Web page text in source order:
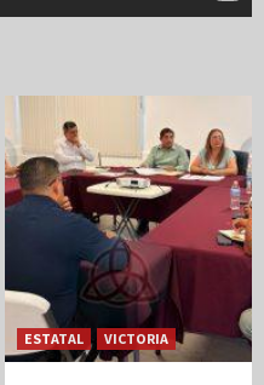
ESTATAL VICTORIA